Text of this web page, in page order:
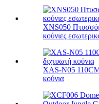
XNS050
κούνιες
XAS-N05 110CM
κούνια